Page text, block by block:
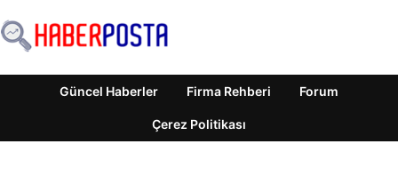
Güncel Haberler Firma Rehberi Forum
Çerez Politikası